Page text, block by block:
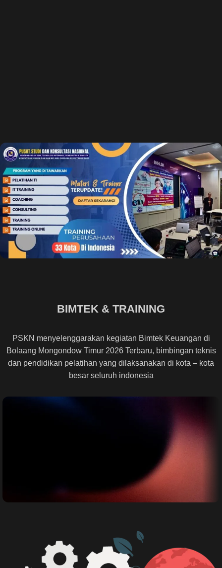
BIMTEK & TRAINING
PSKN menyelenggarakan kegiatan Bimtek Keuangan di
Bolaang Mongondow Timur 2026 Terbaru, bimbingan teknis
dan pendidikan pelatihan yang dilaksanakan di kota – kota
besar seluruh indonesia
Bimbingan Teknis bagi para Pemerintah
Daerah maupun umum diseluruh
indonesia.